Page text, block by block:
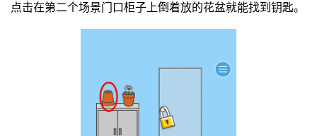
点击在第二个场景门口柜子上倒着放的花盆就能找到钥匙。